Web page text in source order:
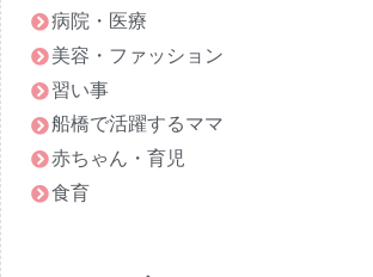
病院・医療
美容・ファッション
習い事
船橋で活躍するママ
赤ちゃん・育児
食育